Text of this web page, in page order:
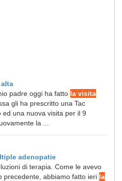
padre oggi ha fatto la visita
gli ha prescritto una Tac
una nuova visita per il 9
la ...
adenopatie
di terapia. Come le avevo
precedente, abbiamo fatto ieri la